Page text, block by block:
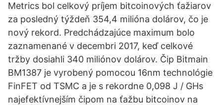
Metrics bol celkový príjem bitcoinových ťažiarov
za posledný týždeň 354,4 milióna dolárov, čo je
nový rekord. Predchádzajúce maximum bolo
zaznamenané v decembri 2017, keď celkové
tržby dosiahli 340 miliónov dolárov. Čip Bitmain
BM1387 je vyrobený pomocou 16nm technológie
FinFET od TSMC a je s rekordne 0,098 J / GHs
najefektívnejším čipom na ťažbu bitcoinov na